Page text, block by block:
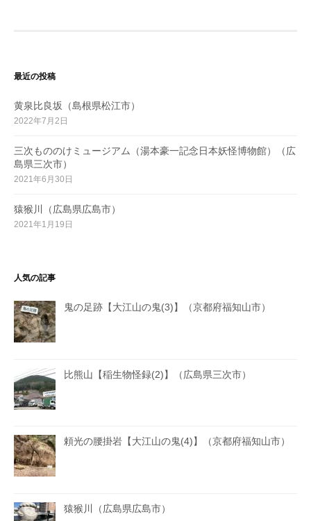
最近の投稿
黄泉比良坂（島根県松江市）
2022年7月2日
三次もののけミュージアム（湯本豪一記念日本妖怪博物館）（広
島県三次市）
2021年6月30日
猿猴川（広島県広島市）
2021年1月19日
人気の記事
鬼の足跡【大江山の鬼(3)】（京都府福知山市）
比熊山【稲生物怪録(2)】（広島県三次市）
頼光の腰掛岩【大江山の鬼(4)】（京都府福知山市）
猿猴川（広島県広島市）